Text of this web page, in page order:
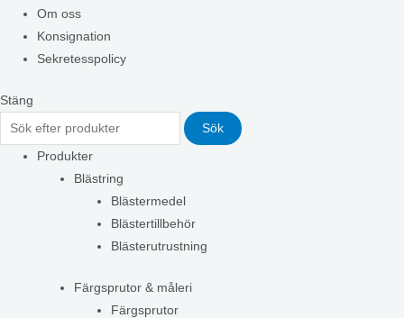
Om oss
Konsignation
Sekretesspolicy
Stäng
Sök
Produkter
Blästring
Blästermedel
Blästertillbehör
Blästerutrustning
Färgsprutor & måleri
Färgsprutor